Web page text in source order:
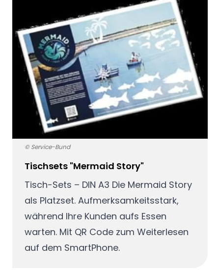
© Service-Bund
Tischsets "Mermaid Story"
Tisch-Sets – DIN A3 Die Mermaid Story
als Platzset. Aufmerksamkeitsstark,
während Ihre Kunden aufs Essen
warten. Mit QR Code zum Weiterlesen
auf dem SmartPhone.